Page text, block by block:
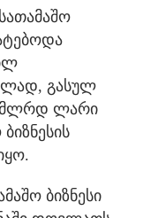
გასულ
მლრდ ლარი
ბიზნესი